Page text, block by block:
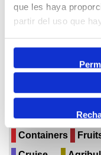
que les haya
partir del uso que
Agenda Negoci
Paper & pulp
Containers